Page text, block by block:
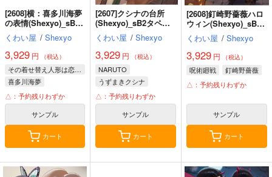
[2608]横：喜多川海夢
の表情(Shexyo)_sB2
タペストリー
くわい屋 / Shexyo
3,929 円 （税込）
その着せ替え人形は恋をする
喜多川海夢
△：予約残りわずか
サンプル
カート
[2607]クシナの台所
(Shexyo)_sB2タペス
トリー
くわい屋 / Shexyo
3,929 円 （税込）
NARUTO
うずまきクシナ
△：予約残りわずか
サンプル
カート
[2608]釘崎野薔薇ハロ
ウィン(Shexyo)_sB2
タペストリー
くわい屋 / Shexyo
3,929円 （税込）
呪術廻戦
釘崎野薔薇
△：予約残りわずか
サンプル
カート